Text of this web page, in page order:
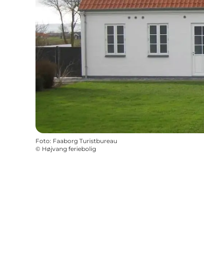
Foto: Faaborg Turistbureau
© Højvang feriebolig